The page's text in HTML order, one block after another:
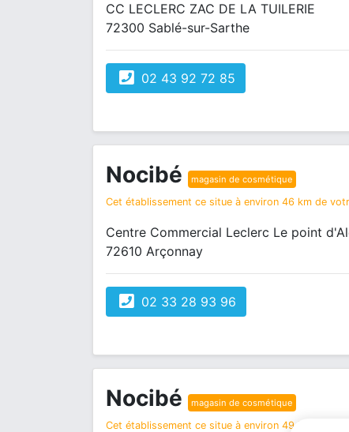
CC LECLERC ZAC DE LA TUILERIE
72300 Sablé-sur-Sarthe
02 43 92 72 85
Nocibé magasin de cosmétique
Cet établissement ce situe à environ 46 km de
Centre Commercial Leclerc Le point
72610 Arçonnay
02 33 28 93 96
Nocibé magasin de cosmétique
Cet établissement ce situe à environ 49 km de